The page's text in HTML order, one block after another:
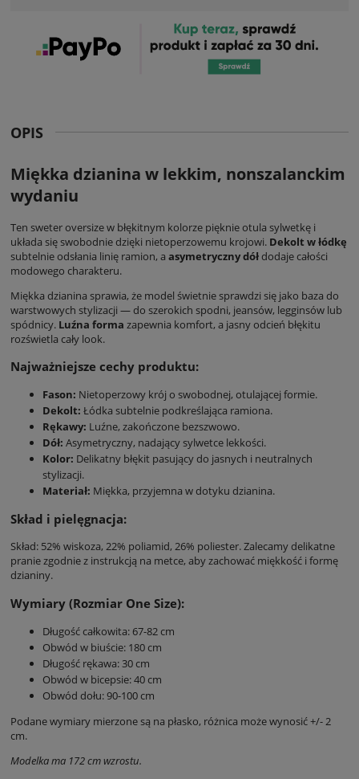
OPIS
Miękka dzianina w lekkim, nonszalanckim
wydaniu
Ten sweter oversizew błękitnym kolorze pięknie otula sylwetkę i
układa się swobodnie dzięki nietoperzowemu krojowi. Dekolt w łódkę
subtelnie odsłania linię ramion, a asymetryczny dółdodaje całości
modowego charakteru.
Miękka dzianina sprawia, że model świetnie sprawdzi się jako baza do
warstwowych stylizacji — do szerokich spodni, jeansów, legginsów lub
spódnicy. Luźna forma zapewnia komfort, a jasny odcień błękitu
rozświetla cały look.
Najważniejsze cechy produktu:
Fason: Nietoperzowy krój o swobodnej, otulającej formie.
Dekolt: Łódka subtelnie podkreślająca ramiona.
Rękawy: Luźne, zakończone bezszwowo.
Dół: Asymetryczny, nadający sylwetce lekkości.
Kolor: Delikatny błękit pasujący do jasnych i neutralnych
stylizacji.
Materiał: Miękka, przyjemna w dotyku dzianina.
Skład i pielęgnacja:
Skład: 52% wiskoza, 22% poliamid, 26% poliester. Zalecamy delikatne
pranie zgodnie z instrukcją na metce, aby zachować miękkość i formę
dzianiny.
Wymiary (Rozmiar One Size):
Długość całkowita: 67-82 cm
Obwód w biuście: 180 cm
Długość rękawa: 30 cm
Obwód w bicepsie: 40 cm
Obwód dołu: 90-100 cm
Podane wymiary mierzone są na płasko, różnica może wynosić +/- 2
cm.
Modelka ma 172 cm wzrostu.